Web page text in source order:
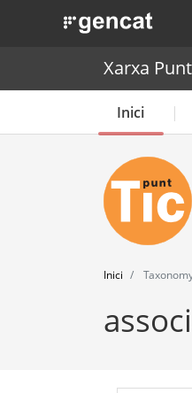
. Obre en una nova
Xarxa
Inici
Inici